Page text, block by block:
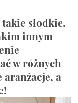
słodkie.
innym
w różnych
aranżacje, a